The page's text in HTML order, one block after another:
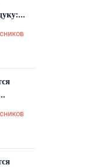
что